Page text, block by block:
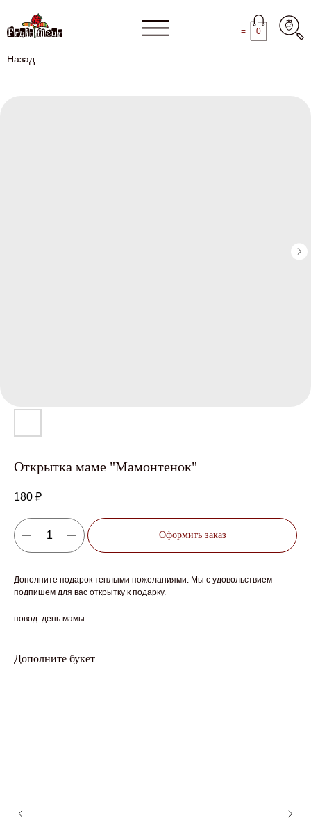
Назад
0
=
Открытка маме "Мамонтенок"
180 ₽
Оформить заказ
Дополните подарок теплыми пожеланиями. Мы с удовольствием
подпишем для вас открытку к подарку.
повод: день мамы
Дополните букет